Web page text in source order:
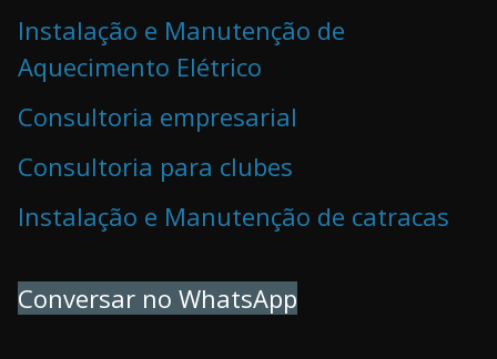
Instalação e Manutenção de
Aquecimento Elétrico
Consultoria empresarial
Consultoria para clubes
Instalação e Manutenção de catracas
Conversar no WhatsApp